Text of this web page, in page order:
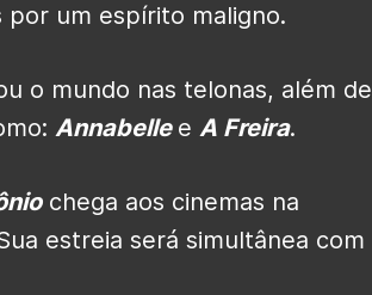
um espírito maligno.
o mundo nas telonas, além de
Annabelle e A Freira.
chega aos cinemas na
estreia será simultânea com